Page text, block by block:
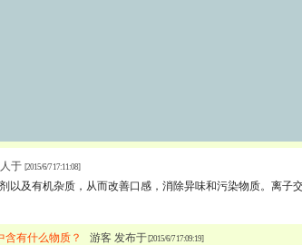
于 [2015/6/7 17:11:08]
以及有机杂质，从而改善口感，消除异味和污染物质。离子
含有什么物质？ 游客 发布于 [2015/6/7 17:09:19]